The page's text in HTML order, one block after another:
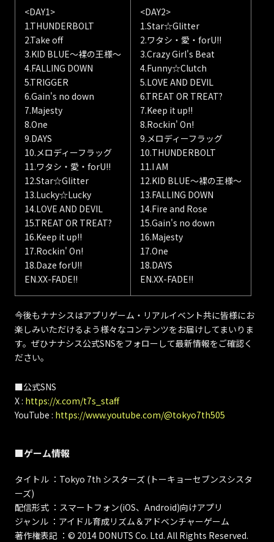
<DAY1>
1.THUNDERBOLT
2.Take off
3.KID BLUE～裸の王様～
4.FALLING DOWN
5.TRIGGER
6.Gain's no down
7.Majesty
8.One
9.DAYS
10.メロディーフラッグ
11.ワタシ・愛・forU!!
12.Star☆Glitter
13.Lucky☆Lucky
14.LOVE AND DEVIL
15.TREAT OR TREAT?
16.Keep it up!!
17.Rockin' On!
18.Daze forU!!
EN.XX-FADE!!
<DAY2>
1.Star☆Glitter
2.ワタシ・愛・forU!!
3.Crazy Girl's Beat
4.Funny☆Clutch
5.LOVE AND DEVIL
6.TREAT OR TREAT?
7.Keep it up!!
8.Rockin' On!
9.メロディーフラッグ
10.THUNDERBOLT
11.I AM
12.KID BLUE～裸の王様～
13.FALLING DOWN
14.Fire and Rose
15.Gain's no down
16.Majesty
17.One
18.DAYS
EN.XX-FADE!!
今後もナナシスはアプリゲーム・リアルイベント共に皆様にお
楽しみいただけるよう様々なコンテンツをお届けしてまいりま
す。ぜひナナシス公式SNSをフォローして最新情報をご確認く
ださい。
■公式SNS
X : https://x.com/t7s_staff
YouTube : https://www.youtube.com/@tokyo7th505
■ゲーム情報
タイトル ：Tokyo 7th シスターズ (トーキョーセブンスシスタ
ーズ)
配信形式 ：スマートフォン(iOS、Android)向けアプリ
ジャンル ：アイドル育成リズム＆アドベンチャーゲーム
著作権表記 ：© 2014 DONUTS Co. Ltd. All Rights Reserved.